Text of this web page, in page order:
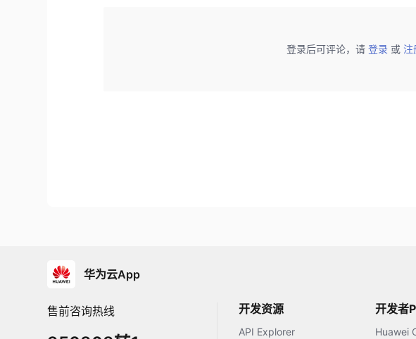
登录后可评论，请 登录 或 注
华为云App
售前咨询热线 开发资源
API Explorer
开发者
Huawei